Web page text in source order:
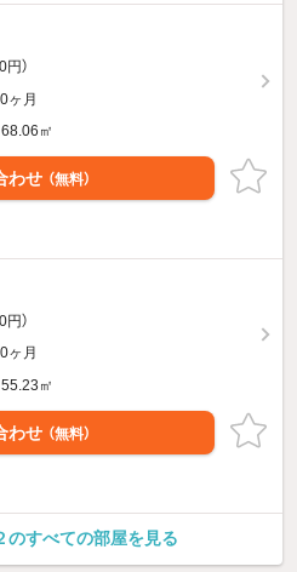
）
ヶ月
㎡
わせ （無料）
）
ヶ月
㎡
わせ （無料）
のすべての部屋を見る